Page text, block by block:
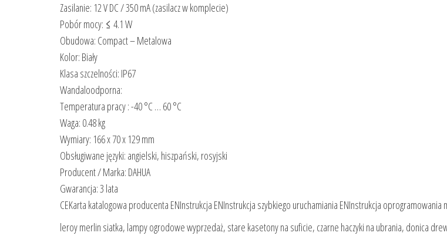
Zasilanie: 12 V DC / 350 mA (zasilacz w komplecie)
Pobór mocy: ≤ 4.1 W
Obudowa: Compact – Metalowa
Kolor: Biały
Klasa szczelności: IP67
Wandaloodporna:
Temperatura pracy : -40 °C … 60 °C
Waga: 0.48 kg
Wymiary: 166 x 70 x 129 mm
Obsługiwane języki: angielski, hiszpański, rosyjski
Producent / Marka: DAHUA
Gwarancja: 3 lata
CEKarta katalogowa producenta ENInstrukcja ENInstrukcja szybkiego uruchamiania ENInstrukcja oprogramowania
leroy merlin siatka, lampy ogrodowe wyprzedaż, stare kasetony na suficie, czarne haczyki na ubrania, donica